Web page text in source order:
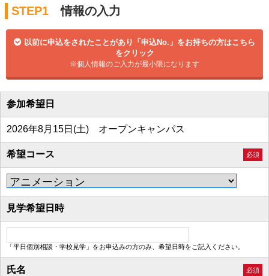
STEP1 情報の入力
以前に申込をされたことがあり「申込No.」をお持ちの方はこちら
をクリック
※個人情報のご入力が最小限になります
参加希望日
2026年8月15日(土) オープンキャンパス
希望コース 必須
見学希望日時
「平日個別相談・学校見学」をお申込みの方のみ、希望日時をご記入ください。
氏名 必須